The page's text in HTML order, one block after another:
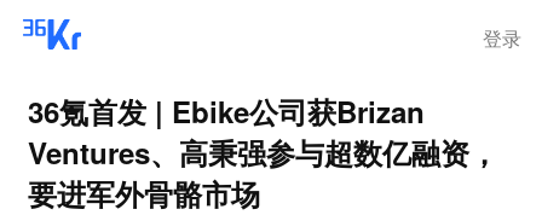
登录
36氪首发 | Ebike公司获Brizan
Ventures、高秉强参与超数亿融资，
要进军外骨骼市场